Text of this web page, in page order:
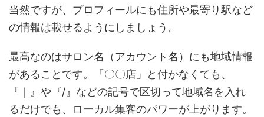
当然ですが、プロフィールにも住所や最寄り駅など
の情報は載せるようにしましょう。
最高なのはサロン名（アカウント名）にも地域情報
があることです。「〇〇店」と付かなくても、
『｜』や『/』などの記号で区切って地域名を入れ
るだけでも、ローカル集客のパワーが上がります。